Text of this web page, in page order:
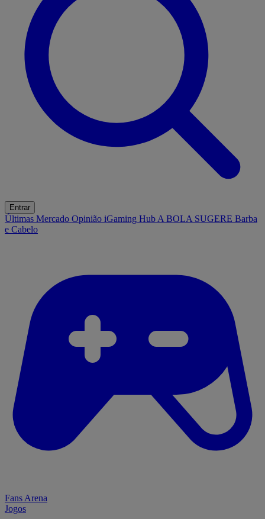
Entrar
Últimas Mercado Opinião iGaming Hub A BOLA SUGERE Barba
e Cabelo
Fans Arena
Jogos